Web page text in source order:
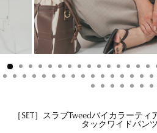
［SET］スラブTweedバイカラーテ
タックワイドパン